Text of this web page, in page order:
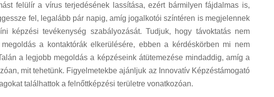
felülír a vírus terjedésének lassítása, ezért bármilyen fájdalmas is,
fel, legalább pár napig, amíg jogalkotói színtéren is megjelennek
képzési tevékenység szabályozását. Tudjuk, hogy távoktatás nem
a kontaktórák elkerülésére, ebben a kérdéskörben mi nem
a legjobb megoldás a képzéseink átütemezése mindaddig, amíg a
mit tehetünk. Figyelmetekbe ajánljuk az Innovatív Képzéstámogató
találhattok a felnőttképzési területre vonatkozóan.